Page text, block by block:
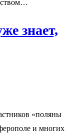
знает,
«поляны
и многих